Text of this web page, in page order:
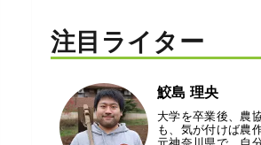
注目ライター
鮫島 理央
大学を卒業後、農
も、気が付けば農